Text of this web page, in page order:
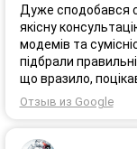
менеджер Олеся
дівчина розповіла
порадила хороший
Замовлення
поїхала
Олеся була на
допомагала. І ось
вмісті все супер.
Дуже сподобався
якісну
модемів та
підбрали
що вразило,
гаразд після
обладнання в
Отзыв из Google